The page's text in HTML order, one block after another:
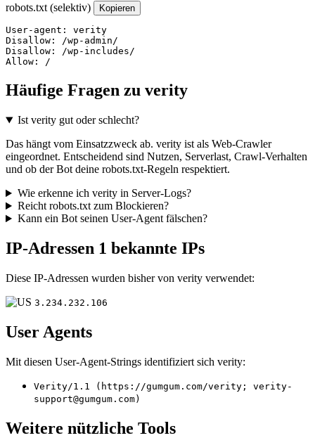
robots.txt (selektiv) Kopieren
User-agent: verity
Disallow: /wp-admin/
Disallow: /wp-includes/
Allow: /
Häufige Fragen zu verity
Ist verity gut oder schlecht?
Das hängt vom Einsatzzweck ab. verity ist als Web-Crawler
eingeordnet. Entscheidend sind Nutzen, Serverlast, Crawl-Verhalten
und ob der Bot deine robots.txt-Regeln respektiert.
Wie erkenne ich verity in Server-Logs?
Reicht robots.txt zum Blockieren?
Kann ein Bot seinen User-Agent fälschen?
IP-Adressen 1 bekannte IPs
Diese IP-Adressen wurden bisher von verity verwendet:
3.234.232.106
User Agents
Mit diesen User-Agent-Strings identifiziert sich verity:
Verity/1.1 (https://gumgum.com/verity; verity-
support@gumgum.com)
Weitere nützliche Tools